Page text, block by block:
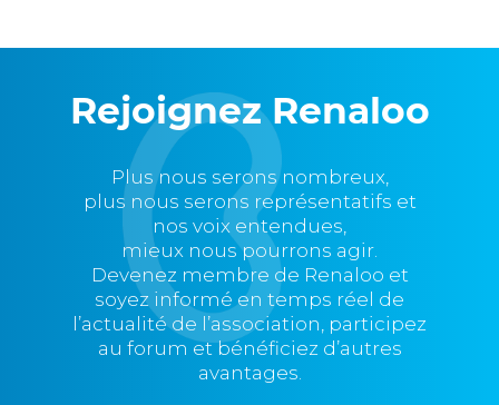
Rejoignez Renaloo
Plus nous serons nombreux,
plus nous serons représentatifs et
nos voix entendues,
mieux nous pourrons agir.
Devenez membre de Renaloo et
soyez informé en temps réel de
l’actualité de l’association, participez
au forum et bénéficiez d’autres
avantages.